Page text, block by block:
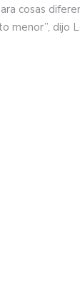
cosas
menor”, dijo